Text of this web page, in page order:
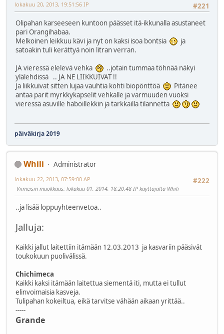
#221
lokakuu 20, 2013, 19:51:56 IP
Olipahan karseeseen kuntoon päässet itä-ikkunalla asustaneet
pari Orangihabaa.
Melkoinen leikkuu kävi ja nyt on kaksi isoa bontsia
ja
satoakin tuli kerättyä noin litran verran.
JA vieressä elelevä vehka
..jotain tummaa töhnää näkyi
ylälehdissä .. JA NE LIIKKUIVAT !!
Ja liikkuivat sitten lujaa vauhtia kohti biopönttöä
Pitänee
antaa parit myrkkykapselit vehkalle ja varmuuden vuoksi
vieressä asuville haboillekkin ja tarkkailla tilannetta
päiväkirja 2019
Whili
Administrator
#222
lokakuu 22, 2013, 07:59:00 AP
Viimeisin muokkaus: lokakuu 01, 2014, 18:20:48 IP käyttäjältä Whili
..ja lisää loppuyhteenvetoa..
Jalluja:
Kaikki jallut laitettiin itämään 12.03.2013 ja kasvariin pääsivät
toukokuun puolivälissä.
Chichimeca
Kaikki kaksi itämään laitettua siementä iti, mutta ei tullut
elinvoimaisia kasveja.
Tulipahan kokeiltua, eikä tarvitse vähään aikaan yrittää..
-----
Grande